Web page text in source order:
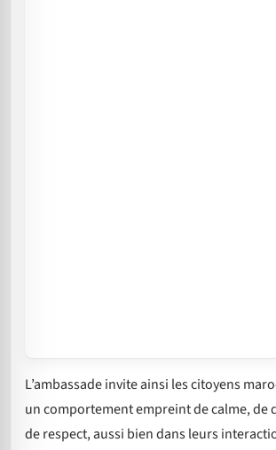
L’ambassade invite ainsi les citoyens
un comportement empreint de calme, de
de respect, aussi bien dans leurs